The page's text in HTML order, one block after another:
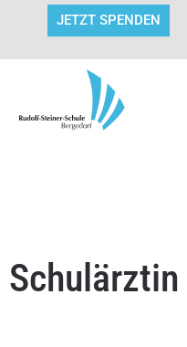
JETZT SPENDEN
Schulärztin